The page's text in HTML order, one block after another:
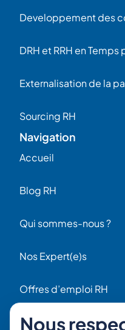
Developpement des
DRH et RRH en Temps
Externalisation de la
Sourcing RH
Navigation
Accueil
Blog RH
Qui sommes-nous ?
Nos Expert(e)s
Offres d’emploi RH
56 Rue Raspail
Nous